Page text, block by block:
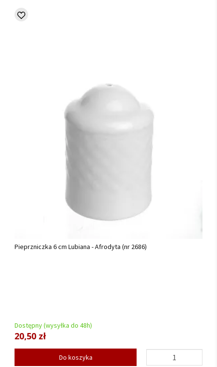
Pieprzniczka 6 cm Lubiana - Afrodyta (nr 2686)
Dostępny (wysyłka do 48h)
20,50 zł
Do koszyka